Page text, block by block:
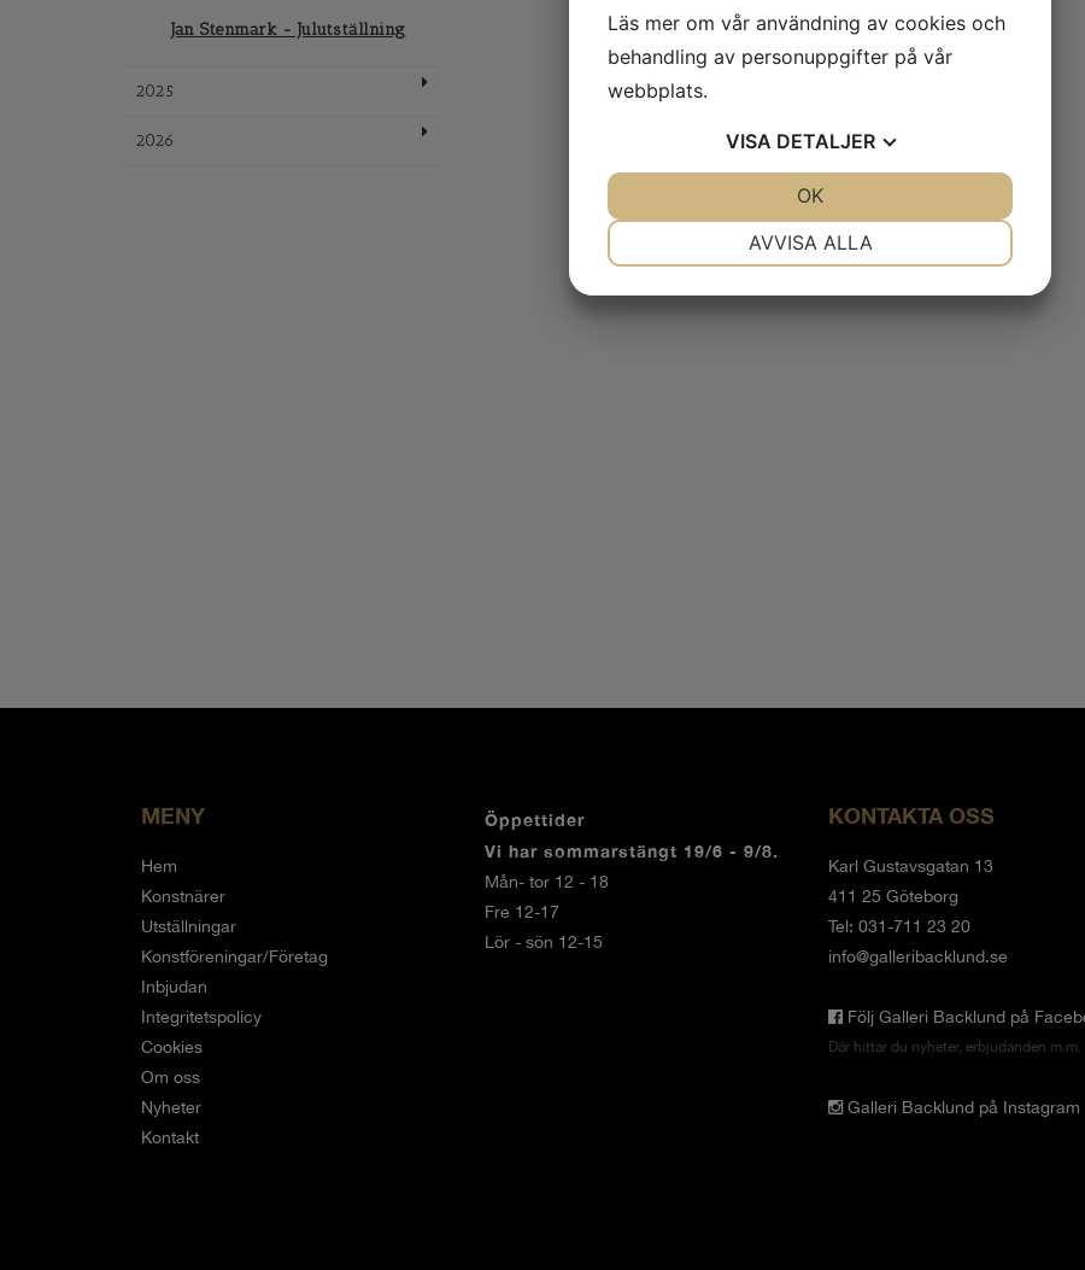
Jan Stenmark - Julutställning
2025
2026
MENY
Hem
Konstnärer
Utställningar
Konstföreningar/Företag
Inbjudan
Integritetspolicy
Cookies
Om oss
Nyheter
Kontakt
Öppettider
Vi har sommarstängt 19/6 - 9/8.
Mån- tor 12 - 18
Fre 12-17
Lör - sön 12-15
KONTAKTA OSS
Karl Gustavsgatan 13
411 25 Göteborg
Tel: 031-711 23 20
info@galleribacklund.se
Följ Galleri Backlund på
Där hittar du nyheter, erbjudanden m.m.
Galleri Backlund på Instagram
Läs mer om vår användning av cookies och
behandling av personuppgifter på vår
webbplats.
VISA DETALJER
AVVISA ALLA
OK